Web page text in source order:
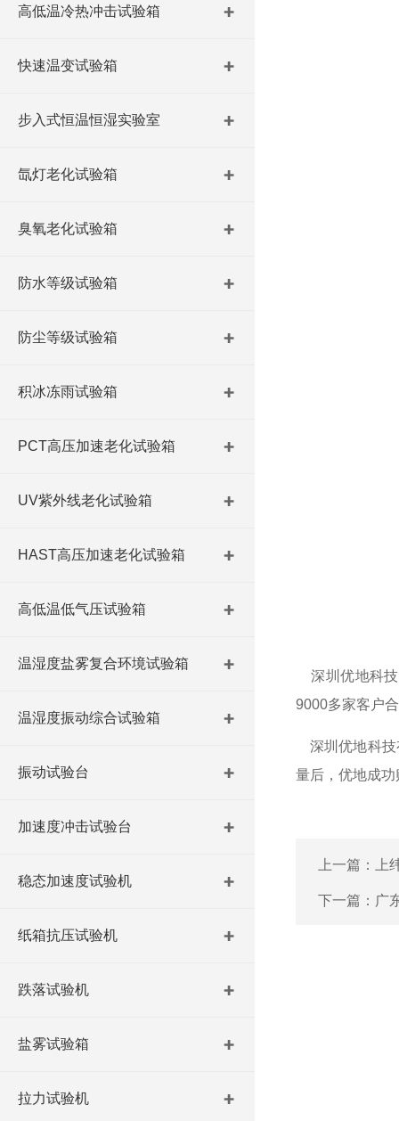
高低温冷热冲击试验箱
快速温变试验箱
步入式恒温恒湿实验室
氙灯老化试验箱
臭氧老化试验箱
防水等级试验箱
防尘等级试验箱
积冰冻雨试验箱
PCT高压加速老化试验箱
UV紫外线老化试验箱
HAST高压加速老化试验箱
高低温低气压试验箱
温湿度盐雾复合环境试验箱
温湿度振动综合试验箱
振动试验台
加速度冲击试验台
稳态加速度试验机
纸箱抗压试验机
跌落试验机
盐雾试验箱
拉力试验机
深圳优地科技
9000多家客户
深圳优地科技
量后，优地成
上一篇： 上
下一篇： 广